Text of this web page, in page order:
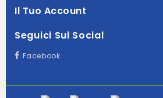
Il Tuo Account
Seguici Sui Social
Facebook